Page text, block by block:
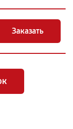
Заказать